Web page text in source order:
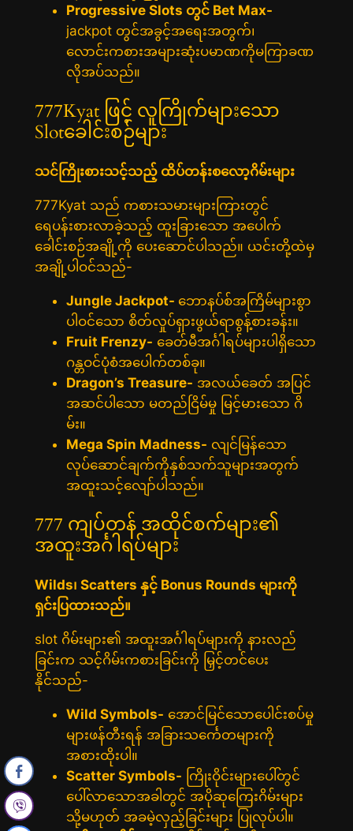
Progressive Slots တွင် Bet Max-
jackpot တွင်အခွင့်အရေးအတွက်၊
လောင်းကစားအများဆုံးပမာဏကိုမကြာခဏ
လိုအပ်သည်။
777Kyat ဖြင့် လူကြိုက်များသော
Slotခေါင်းစဉ်များ
သင်ကြိုးစားသင့်သည့် ထိပ်တန်းစလော့ဂိမ်းများ
777Kyat သည် ကစားသမားများကြားတွင်
ရေပန်းစားလာခဲ့သည့် ထူးခြားသော အပေါက်
ခေါင်းစဉ်အချို့ကို ပေးဆောင်ပါသည်။ ယင်းတို့ထဲမှ
အချို့ပါဝင်သည်-
Jungle Jackpot- ဘောနပ်စ်အကြိမ်များစွာ
ပါဝင်သော စိတ်လှုပ်ရှားဖွယ်ရာစွန့်စားခန်း။
Fruit Frenzy- ခေတ်မီအင်္ဂါရပ်များပါရှိသော
ဂန္တဝင်ပုံစံအပေါက်တစ်ခု။
Dragon’s Treasure- အလယ်ခေတ် အပြင်
အဆင်ပါသော မတည်ငြိမ်မှု မြင့်မားသော ဂိ
မ်း။
Mega Spin Madness- လျင်မြန်သော
လုပ်ဆောင်ချက်ကိုနှစ်သက်သူများအတွက်
အထူးသင့်လျော်ပါသည်။
777 ကျပ်တန် အထိုင်စက်များ၏
အထူးအင်္ဂါရပ်များ
Wilds၊ Scatters နှင့် Bonus Rounds များကို
ရှင်းပြထားသည်။
slot ဂိမ်းများ၏ အထူးအင်္ဂါရပ်များကို နားလည်
ခြင်းက သင့်ဂိမ်းကစားခြင်းကို မြှင့်တင်ပေး
နိုင်သည်-
Wild Symbols- အောင်မြင်သောပေါင်းစပ်မှု
များဖန်တီးရန် အခြားသင်္ကေတများကို
အစားထိုးပါ။
Scatter Symbols- ကြိုးဝိုင်းများပေါ်တွင်
ပေါ်လာသောအခါတွင် အပိုဆုကြေးဂိမ်းများ
သို့မဟုတ် အခမဲ့လှည့်ခြင်းများ ပြုလုပ်ပါ။